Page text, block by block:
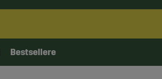
Bestsellere